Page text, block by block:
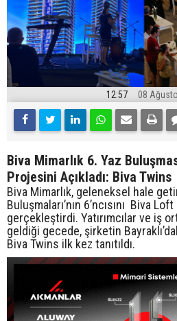
12:57 08
Biva Mimarlık 6. Yaz
Projesini Açıkladı: Biva Twins
Biva Mimarlık, geleneksel hale
Buluşmaları’nın 6’ncısını Biva
gerçekleştirdi. Yatırımcılar ve iş
geldiği gecede, şirketin
Biva Twins ilk kez tanıtıldı.